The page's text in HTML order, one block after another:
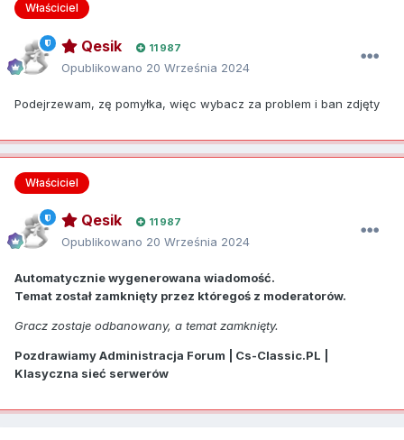
Właściciel
Qesik 11 987
Opublikowano 20 Września 2024
Podejrzewam, zę pomyłka, więc wybacz za problem i ban zdjęty
Właściciel
Qesik 11 987
Opublikowano 20 Września 2024
Automatycznie wygenerowana wiadomość.
Temat został zamknięty przez któregoś z moderatorów.
Gracz zostaje odbanowany, a temat zamknięty.
Pozdrawiamy Administracja Forum | Cs-Classic.PL |
Klasyczna sieć serwerów